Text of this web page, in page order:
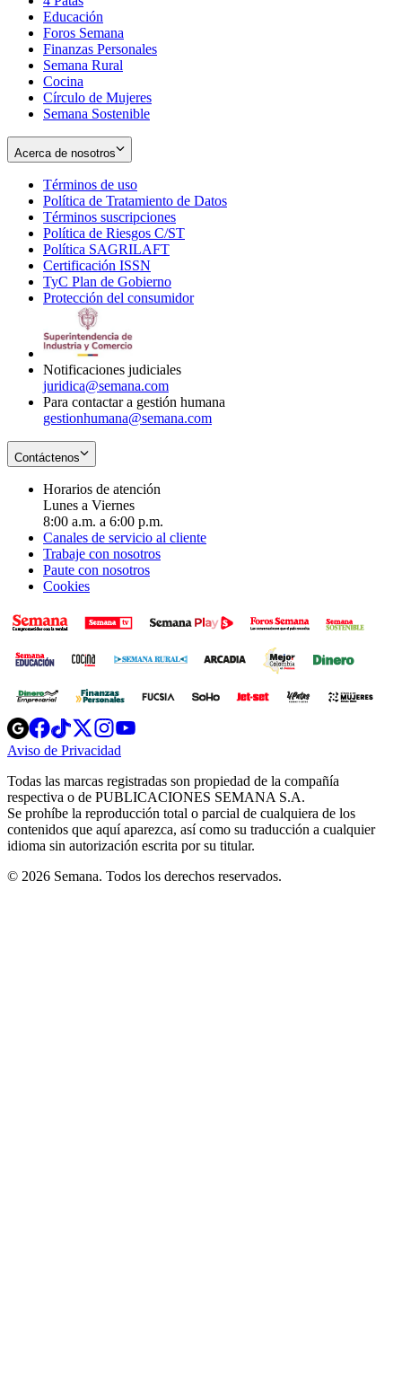
window
new
window
Educación
Foros Semana
Finanzas Personales
Semana Rural
Cocina
Círculo de Mujeres
Semana Sostenible
Acerca de nosotros
Términos de uso
in
new
window
Política de Tratamiento de Datos
Términos suscripciones
in
Política de Riesgos C/ST
Política SAGRILAFT
new
window
Certificación ISSN
in
new
TyC Plan de Gobierno
in
Protección del consumidorOpens
Notificaciones judiciales
juridica@semana.com
Para contactar a gestión humana
gestionhumana@semana.com
Contáctenos
Horarios de atención
Lunes a Viernes
8:00 a.m. a 6:00 p.m.
Canales de servicio al cliente
Trabaje con nosotros
Paute con nosotros
Cookies
Opens
in
new
Opens
in
new
Opens
in
new
window
Opens
new
windowwindow
Aviso de Privacidad
new
window
Todas las marcas registradas son propiedad de la compañía
respectiva o de PUBLICACIONES SEMANA S.A.
Se prohíbe la reproducción total o parcial de cualquiera de los
contenidos que aquí aparezca, así como su traducción a cualquier
idioma sin autorización escrita por su titular.
© 2026 Semana. Todos los derechos reservados.